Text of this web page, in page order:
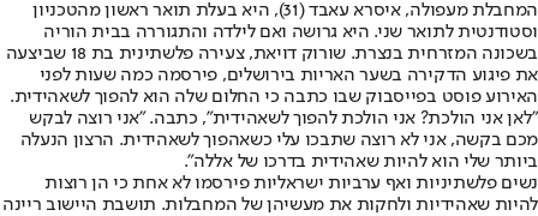
המחבלת מעפולה, איסרא עאבד (31), היא בעלת תואר ראשון מהטכניון
וסטודנטית לתואר שני. היא גרושה ואם לילדה והתגוררה בבית הוריה
בשכונה המזרחית בנצרת. שורוק דויאת, צעירה פלשתינית בת 18 שביצעה
את פיגוע הדקירה בשער האריות בירושלים, פירסמה כמה שעות לפני
האירוע פוסט בפייסבוק שבו כתבה כי החלום שלה הוא להפוך לשאהידית.
"לאן אני הולכת? אני הולכת להפוך לשאהידית", כתבה. "אני רוצה לבקש
מכם בקשה, אני לא רוצה שתבכו עלי כשאהפוך לשאהידית. הרצון הנעלה
ביותר שלי הוא להיות שאהידית בדרכו של אללה".
נשים פלשתיניות ואף ערביות ישראליות פירסמו לא אחת כי הן רוצות
להיות שאהידיות ולחקות את מעשיהן של המחבלות. תושבת היישוב ריינה